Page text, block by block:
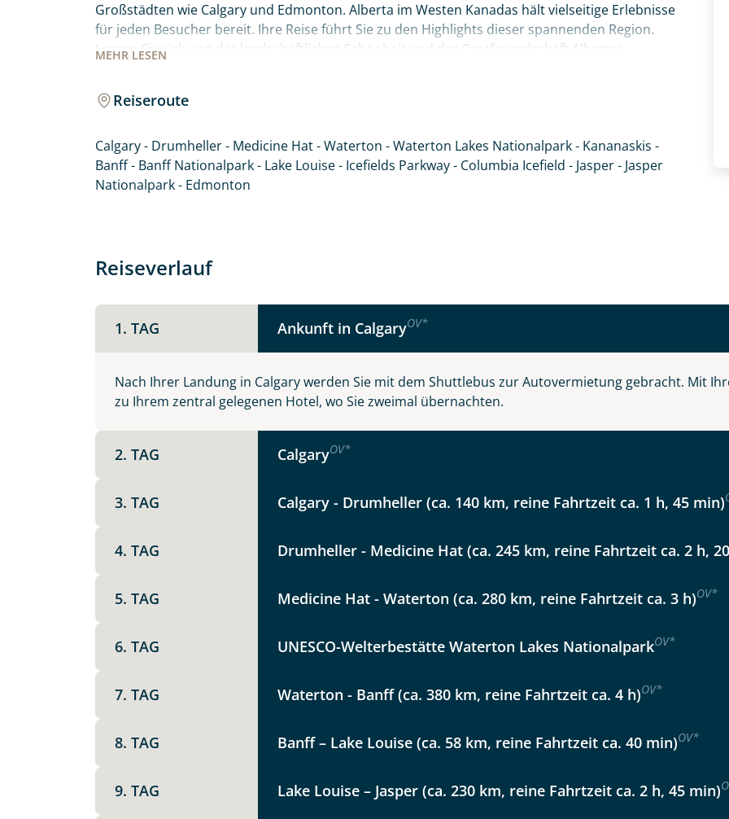
Entdecken Sie Albertas Rockies und seine
MEHR LESEN
Großstädten wie Calgary und Edmonton. Alberta im Westen Kanadas hält vielseitige Erlebnisse
für jeden Besucher bereit. Ihre Reise führt Sie zu den Highlights dieser spannenden Region.
Lassen Sie sich von der landschaftlichen Schönheit und der Gastfreundschaft Albertas
Reiseroute
Calgary - Drumheller - Medicine Hat - Waterton - Waterton Lakes Nationalpark - Kananaskis -
Banff - Banff Nationalpark - Lake Louise - Icefields Parkway - Columbia Icefield - Jasper - Jasper
Nationalpark - Edmonton
Reiseverlauf
1. TAG Ankunft in CalgaryOV*
Nach Ihrer Landung in Calgary werden Sie mit dem Shuttlebus zur Autovermietung gebracht. Mit
zu Ihrem zentral gelegenen Hotel, wo Sie zweimal übernachten.
2. TAG CalgaryOV*
3. TAG Calgary - Drumheller (ca. 140 km, reine Fahrtzeit ca. 1 h, 45 min)
4. TAG Drumheller - Medicine Hat (ca. 245 km, reine Fahrtzeit ca. 2 h,
5. TAG Medicine Hat - Waterton (ca. 280 km, reine Fahrtzeit ca. 3 h)OV*
6. TAG UNESCO-Welterbestätte Waterton Lakes NationalparkOV*
7. TAG Waterton - Banff (ca. 380 km, reine Fahrtzeit ca. 4 h)OV*
8. TAG Banff – Lake Louise (ca. 58 km, reine Fahrtzeit ca. 40 min)OV*
9. TAG Lake Louise – Jasper (ca. 230 km, reine Fahrtzeit ca. 2 h, 45 min)
Individuelle Anfrage
Traumreise.
Persönliche Daten
E-Mail* Telefon
Unterkunft